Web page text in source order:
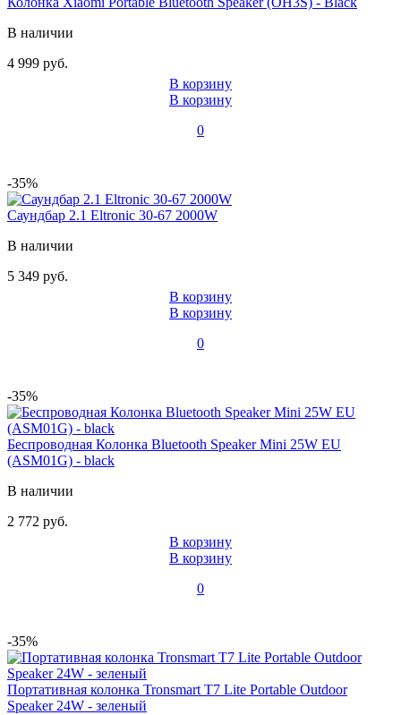
В наличии
4 999 руб.
В корзину
В корзину
0
-35%
Саундбар 2.1 Eltronic 30-67 2000W
В наличии
5 349 руб.
В корзину
В корзину
0
-35%
Беспроводная Колонка Bluetooth Speaker Mini 25W EU
(ASM01G) - black
В наличии
2 772 руб.
В корзину
В корзину
0
-35%
Портативная колонка Tronsmart T7 Lite Portable Outdoor
Speaker 24W - зеленый